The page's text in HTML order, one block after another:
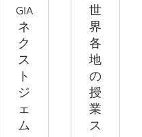
GIA
ネ
ク
ス
ト
ジ
ェ
ム
世
界
各
地
の
授
業
ス